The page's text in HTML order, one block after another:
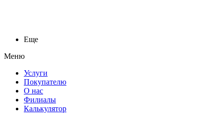
Еще
Меню
Услуги
Покупателю
О нас
Филиалы
Калькулятор